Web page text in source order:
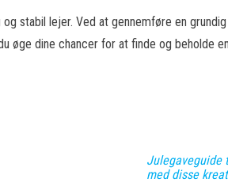
stabil lejer. Ved at gennemføre en
dine chancer for at finde og beholde
Julegaveguide
med disse